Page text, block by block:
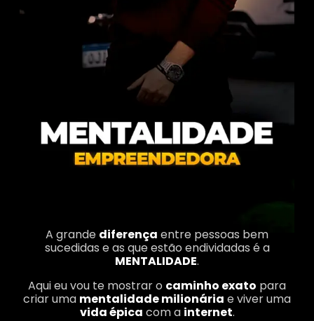
A grande diferença entre pessoas bem
sucedidas e as que estão endividadas é a
MENTALIDADE.
Aqui eu vou te mostrar o caminho exato para
criar uma mentalidade milionária e viver uma
vida épica com a internet.